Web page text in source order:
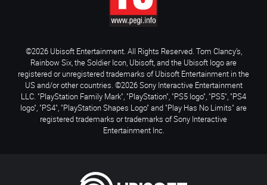
©2026 Ubisoft Entertainment. All Rights Reserved. Tom Clancy’s,
Rainbow Six, the Soldier Icon, Ubisoft, and the Ubisoft logo are
registered or unregistered trademarks of Ubisoft Entertainment in the
US and/or other countries. ©2026 Sony Interactive Entertainment
LLC. "PlayStation Family Mark", "PlayStation", "PS5 logo", "PS5", "PS4
logo", "PS4", "PlayStation Shapes Logo" and "Play Has No Limits" are
registered trademarks or trademarks of Sony Interactive
Entertainment Inc.